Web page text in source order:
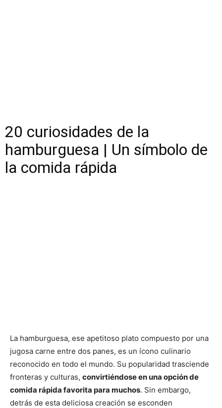
20 curiosidades de la
hamburguesa | Un símbolo de
la comida rápida
La hamburguesa, ese apetitoso plato compuesto por una
jugosa carne entre dos panes, es un ícono culinario
reconocido en todo el mundo. Su popularidad trasciende
fronteras y culturas, convirtiéndose en una opción de
comida rápida favorita para muchos. Sin embargo,
detrás de esta deliciosa creación se esconden